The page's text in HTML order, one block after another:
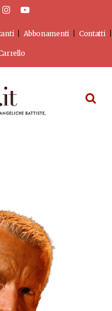
Abbonamenti Contatti